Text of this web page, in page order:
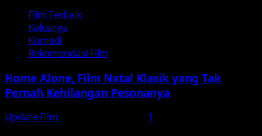
Film Terbaik
Keluarga
Komedi
Rekomendasi Film
Home Alone, Film Natal Klasik yang Tak
Pernah Kehilangan Pesonanya
Update Film
1